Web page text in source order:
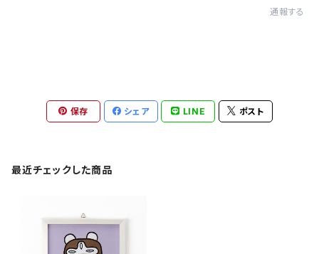
通報する
保存 シェア LINE ポスト
最近チェックした商品